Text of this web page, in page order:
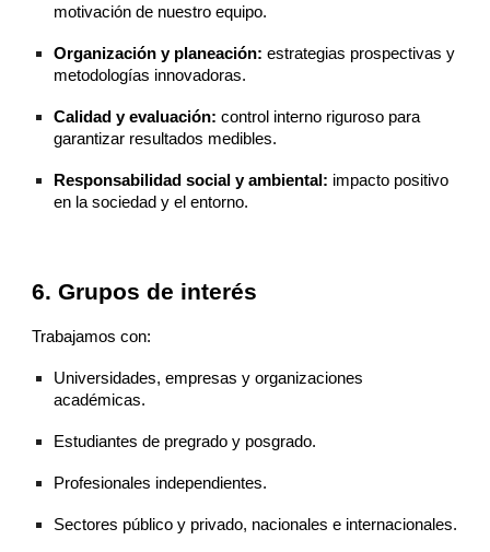
motivación de nuestro equipo.
Organización y planeación: estrategias prospectivas y
metodologías innovadoras.
Calidad y evaluación: control interno riguroso para
garantizar resultados medibles.
Responsabilidad social y ambiental: impacto positivo
en la sociedad y el entorno.
6. Grupos de interés
Trabajamos con:
Universidades, empresas y organizaciones
académicas.
Estudiantes de pregrado y posgrado.
Profesionales independientes.
Sectores público y privado, nacionales e internacionales.